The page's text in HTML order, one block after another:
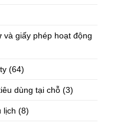
và giấy phép hoạt động
(64)
dùng tại chỗ (3)
lịch (8)